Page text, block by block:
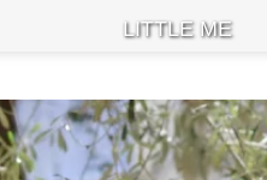
LITTLE ME